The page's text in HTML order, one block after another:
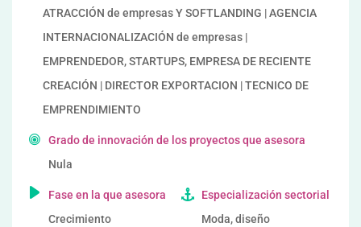
ATRACCIÓN de empresas Y SOFTLANDING | AGENCIA
INTERNACIONALIZACIÓN de empresas |
EMPRENDEDOR, STARTUPS, EMPRESA DE RECIENTE
CREACIÓN | DIRECTOR EXPORTACION | TECNICO DE
EMPRENDIMIENTO
Grado de innovación de los proyectos que asesora
Nula
Fase en la que asesora
Crecimiento
Especialización sectorial
Moda, diseño